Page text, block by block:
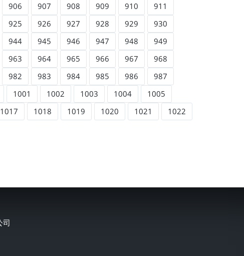
906 907 908 909 910
911
925 926 927 928 929
930
944 945 946 947 948
949
963 964 965 966 967
968
982 983 984 985 986
987
1001 1002 1003 1004
1005
1017 1018 1019 1020 1021
1022
司